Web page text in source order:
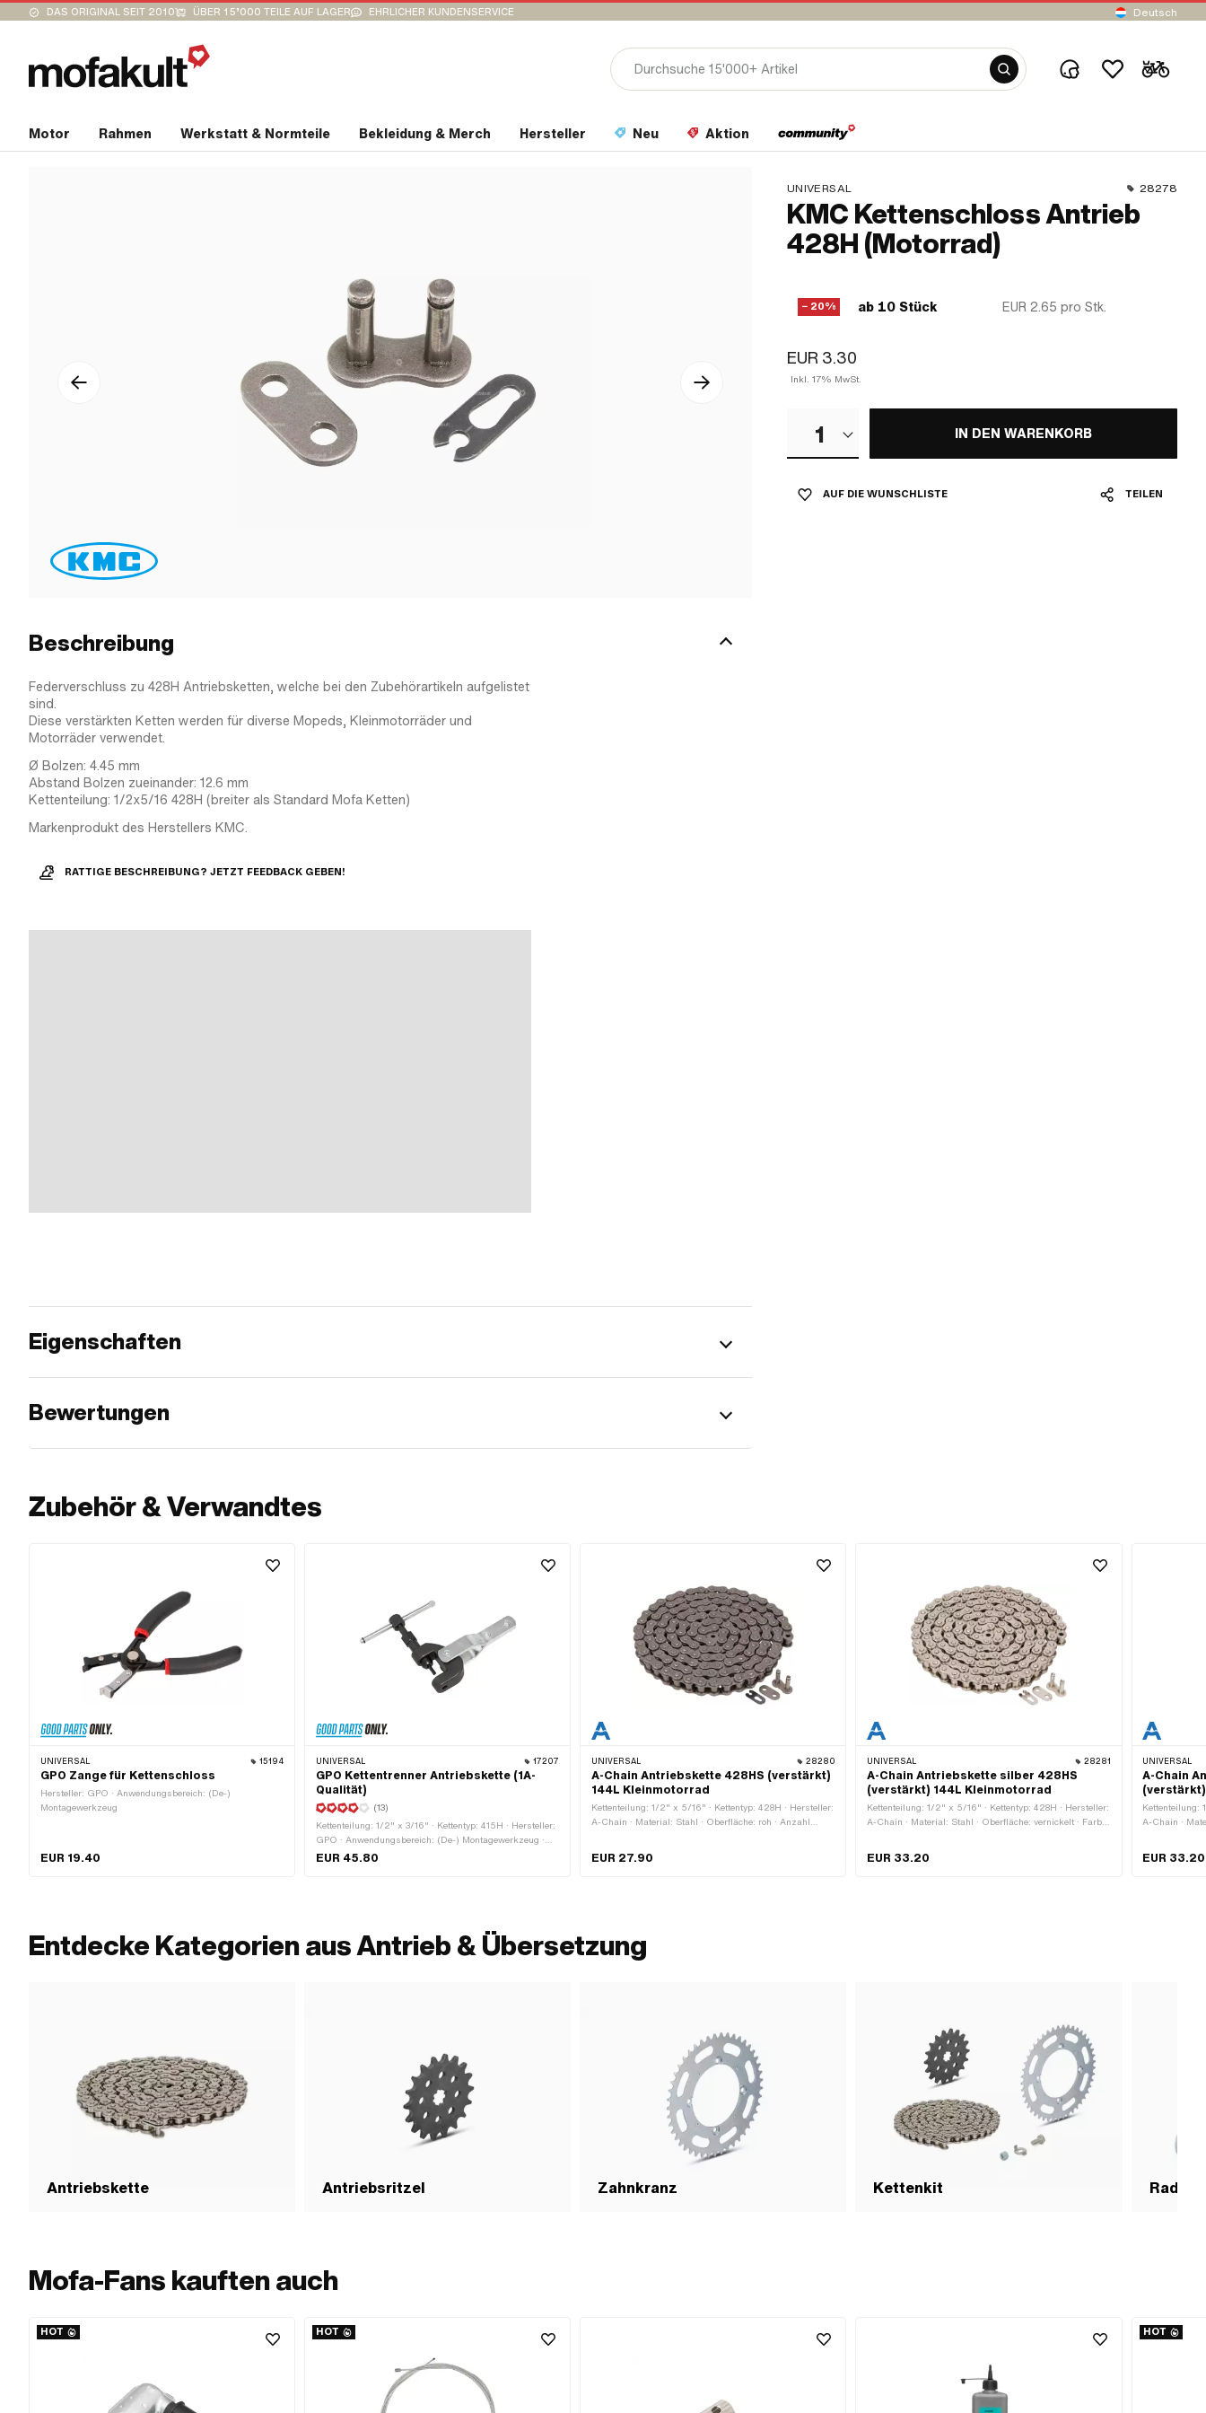
DAS ORIGINAL SEIT 2010 ÜBER 15’000 TEILE AUF LAGER EHRLICHER KUNDENSERVICE Deutsch
Motor Rahmen Werkstatt & Normteile Bekleidung & Merch Hersteller Neu Aktion
UNIVERSAL 28278
KMC Kettenschloss Antrieb
428H (Motorrad)
− 20% ab 10 Stück EUR 2.65 pro Stk.
EUR 3.30
Inkl. 17% MwSt.
1 IN DEN WARENKORB
AUF DIE WUNSCHLISTE TEILEN
Beschreibung
Federverschluss zu 428H Antriebsketten, welche bei den Zubehörartikeln aufgelistet
sind.
Diese verstärkten Ketten werden für diverse Mopeds, Kleinmotorräder und
Motorräder verwendet.
Ø Bolzen: 4.45 mm
Abstand Bolzen zueinander: 12.6 mm
Kettenteilung: 1/2x5/16 428H (breiter als Standard Mofa Ketten)
Markenprodukt des Herstellers KMC.
RATTIGE BESCHREIBUNG? JETZT FEEDBACK GEBEN!
Eigenschaften
Bewertungen
Zubehör & Verwandtes
UNIVERSAL 15194
GPO Zange für Kettenschloss
Hersteller: GPO · Anwendungsbereich: (De-)
Montagewerkzeug
EUR 19.40
UNIVERSAL 17207
GPO Kettentrenner Antriebskette (1A-
Qualität)
(13)
Kettenteilung: 1/2" x 3/16" · Kettentyp: 415H · Hersteller:
GPO · Anwendungsbereich: (De-) Montagewerkzeug ·
Material: Stahl · Oberfläche: brüniert · Oberfläche:
EUR 45.80
UNIVERSAL 28280
A-Chain Antriebskette 428HS (verstärkt)
144L Kleinmotorrad
Kettenteilung: 1/2" x 5/16" · Kettentyp: 428H · Hersteller:
A-Chain · Material: Stahl · Oberfläche: roh · Anzahl
EUR 27.90
UNIVERSAL 28281
A-Chain Antriebskette silber 428HS
(verstärkt) 144L Kleinmotorrad
Kettenteilung: 1/2" x 5/16" · Kettentyp: 428H · Hersteller:
A-Chain · Material: Stahl · Oberfläche: vernickelt · Farbe:
EUR 33.20
UNIVERSAL
A-Chain
Kettenteilung:
A-Chain ·
EUR 33.20
Entdecke Kategorien aus Antrieb & Übersetzung
Antriebskette Antriebsritzel Zahnkranz Kettenkit
Mofa-Fans kauften auch
HOT HOT HOT